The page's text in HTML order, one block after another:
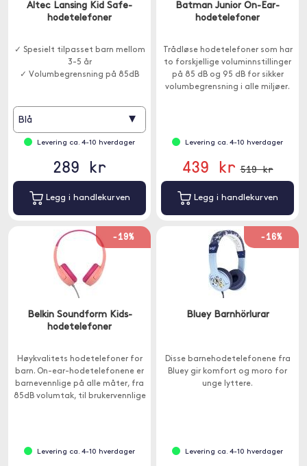
Altec Lansing Kid Safe-
hodetelefoner
✓ Spesielt tilpasset barn mellom
3-5 år
✓ Volumbegrensning på 85dB
Blå ▾
Levering ca. 4-10 hverdager
289 kr
Legg i handlekurven
Batman Junior On-Ear-
hodetelefoner
Trådløse hodetelefoner som har
to forskjellige voluminnstillinger
på 85 dB og 95 dB for sikker
volumbegrensning i alle miljøer.
Levering ca. 4-10 hverdager
439 kr 519 kr
Legg i handlekurven
-19%
Belkin Soundform Kids-
hodetelefoner
Høykvalitets hodetelefoner for
barn. On-ear-hodetelefonene er
barnevennlige på alle måter, fra
85dB volumtak, til brukervennlige
Levering ca. 4-10 hverdager
-16%
Bluey Barnhörlurar
Disse barnehodetelefonene fra
Bluey gir komfort og moro for
unge lyttere.
Levering ca. 4-10 hverdager